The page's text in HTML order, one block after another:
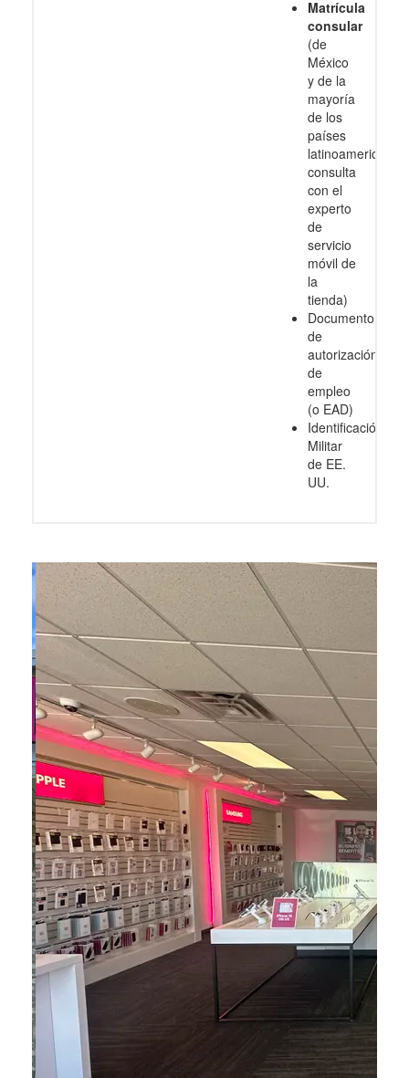
Matrícula
consular
(de
México
y de la
mayoría
de los
países
latinoamericanos,
consulta
con el
experto
de
servicio
móvil de
la
tienda)
Documento
de
autorización
de
empleo
(o EAD)
Identificación
Militar
de EE.
UU.